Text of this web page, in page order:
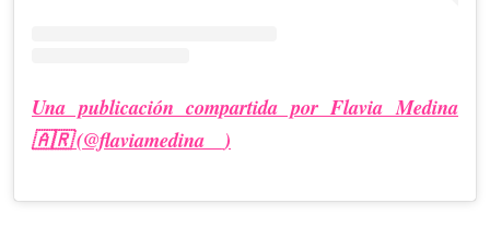
Una publicación compartida por Flavia Medina
🇦🇷 (@flaviamedina__)